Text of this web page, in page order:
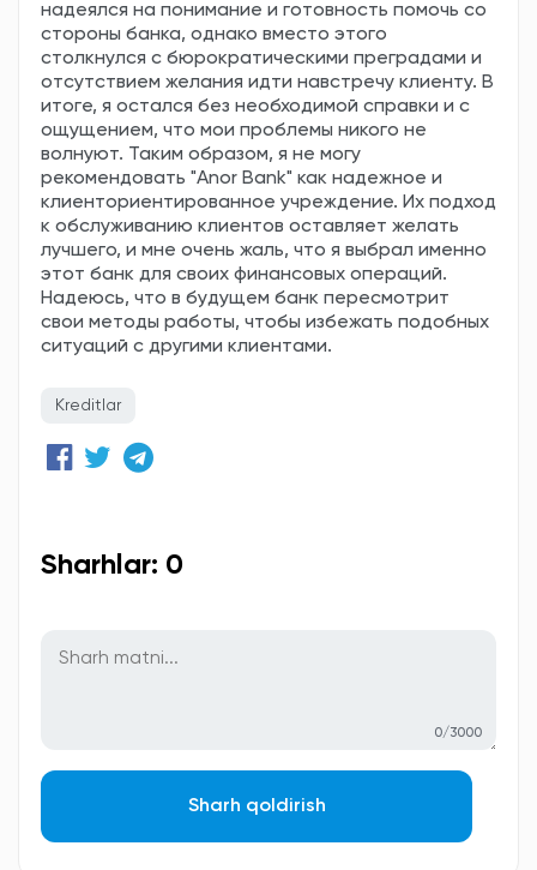
надеялся на понимание и готовность помочь со
стороны банка, однако вместо этого
столкнулся с бюрократическими преградами и
отсутствием желания идти навстречу клиенту. В
итоге, я остался без необходимой справки и с
ощущением, что мои проблемы никого не
волнуют. Таким образом, я не могу
рекомендовать "Anor Bank" как надежное и
клиенториентированное учреждение. Их подход
к обслуживанию клиентов оставляет желать
лучшего, и мне очень жаль, что я выбрал именно
этот банк для своих финансовых операций.
Надеюсь, что в будущем банк пересмотрит
свои методы работы, чтобы избежать подобных
ситуаций с другими клиентами.
Kreditlar
Sharhlar: 0
0/3000
Sharh qoldirish